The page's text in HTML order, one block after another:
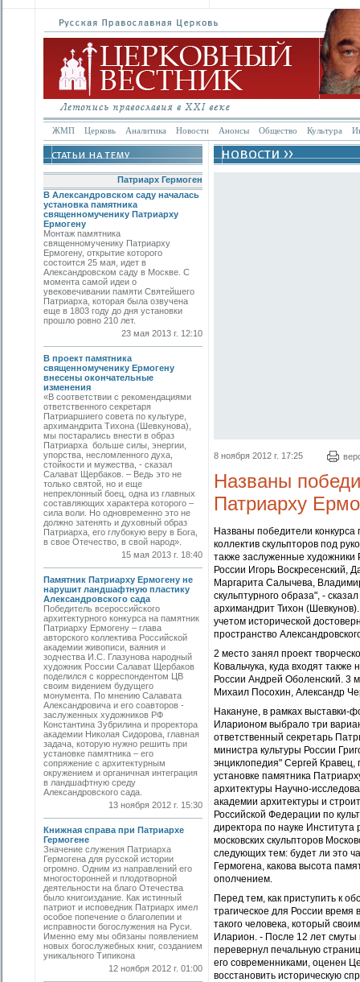
ЖМП Церковь Аналитика Новости Анонсы Общество Культура
Патриарх Гермоген
В Александровском саду началась
установка памятника
священномученику Патриарху
Ермогену
Монтаж памятника
священномученику Патриарху
Ермогену, открытие которого
состоится 25 мая, идет в
Александровском саду в Москве. С
момента самой идеи о
увековечивании памяти Святейшего
Патриарха, которая была озвучена
еще в 1803 году до дня установки
прошло ровно 210 лет.
23 мая 2013 г. 12:10
В проект памятника
священномученику Ермогену
внесены окончательные
изменения
«В соответствии с рекомендациями
ответственного секретаря
Патриаршиего совета по культуре,
архимандрита Тихона (Шевкунова),
мы постарались внести в образ
Патриарха больше силы, энергии,
упорства, несломленного духа,
стойкости и мужества, - сказал
Салават Щербаков. – Ведь это не
только святой, но и еще
непреклонный боец, одна из главных
составляющих характера которого –
сила воли. Но одновременно это не
должно затенять и духовный образ
Патриарха, его глубокую веру в Бога,
в свое Отечество, в свой народ».
15 мая 2013 г. 18:40
Памятник Патриарху Ермогену не
нарушит ландшафтную пластику
Александровского cада
Победитель всероссийского
архитектурного конкурса на памятник
Патриарху Ермогену – глава
авторского коллектива Российской
академии живописи, ваяния и
зодчества И.С. Глазунова народный
художник России Салават Щербаков
поделился с корреспондентом ЦВ
своим видением будущего
монумента. По мнению Салавата
Александровича и его соавторов -
заслуженных художников РФ
Константина Зубрилина и проректора
академии Николая Сидорова, главная
задача, которую нужно решить при
установке памятника – его
сопряжение с архитектурным
окружением и органичная интеграция
в ландшафтную среду
Александровского cада.
13 ноября 2012 г. 15:30
Книжная справа при Патриархе
Гермогене
Значение служения Патриарха
Гермогена для русской истории
огромно. Одним из направлений его
многосторонней и плодотворной
деятельности на благо Отечества
было книгоиздание. Как истинный
патриот и исповедник Патриарх имел
особое попечение о благолепии и
исправности богослужения на Руси.
Именно ему мы обязаны появлением
новых богослужебных книг, созданием
уникального Типикона
12 ноября 2012 г. 01:00
8 ноября 2012 г. 17:25
Названы
Патриарху
Названы победители конкурса
коллектив скульпторов под
также заслуженные
России Игорь Воскресенский,
Маргарита Салычева,
скульптурного образа", -
архимандрит Тихон
учетом исторической
пространство
2 место занял проект
Ковальчука, куда входят
России Андрей Оболенский. 3
Михаил Посохин, Александр
Накануне, в рамках выставки-
Иларионом выбрало три
ответственный секретарь
министра культуры России
энциклопедия" Сергей
установке памятника
архитектуры Научно-
академии архитектуры и
Российской Федерации по
директора по науке
московских скульпторов
следующих тем: будет ли это
Гермогена, какова высота
ополчением.
Перед тем, как приступить к
трагическое для России время
такого человека, который
Иларион. - После 12 лет смуты
перевернул печальную
его современниками, оценен
восстановить историческую